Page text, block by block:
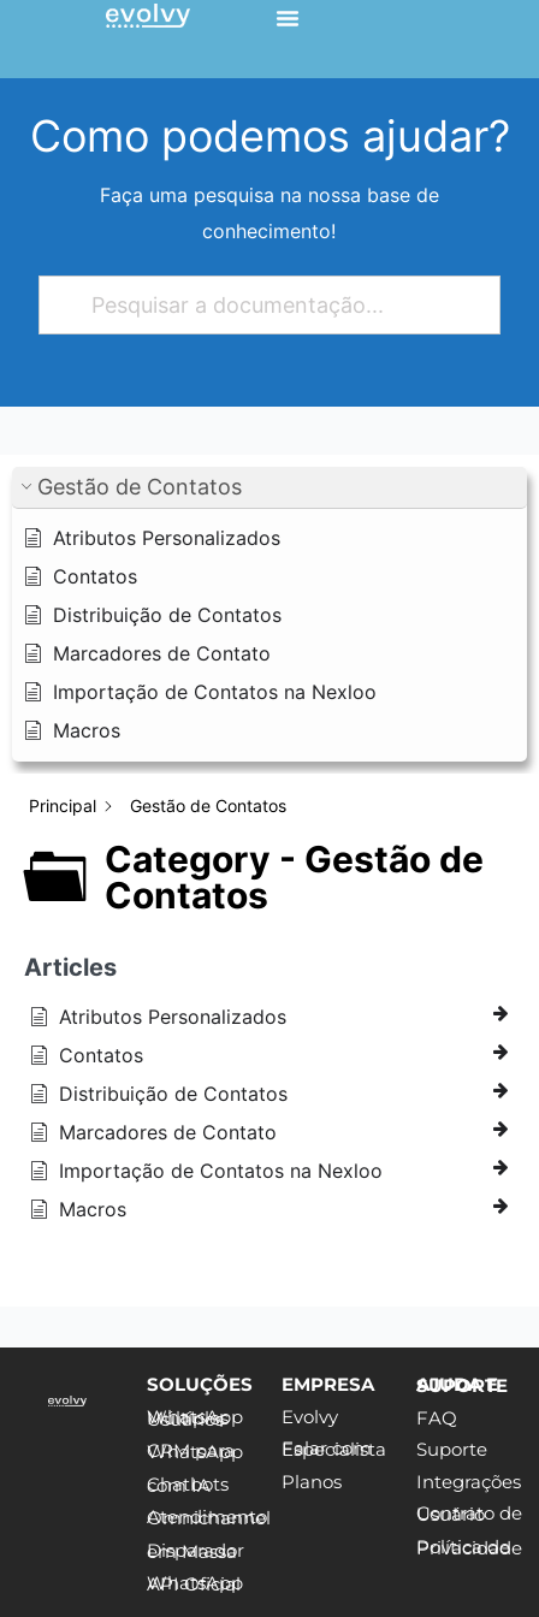
Como podemos ajudar?
Faça uma pesquisa na nossa base de
conhecimento!
Gestão de Contatos
Atributos Personalizados
Contatos
Distribuição de Contatos
Marcadores de Contato
Importação de Contatos na Nexloo
Macros
Principal Gestão de Contatos
Category - Gestão de
Contatos
Articles
Atributos Personalizados
Contatos
Distribuição de Contatos
Marcadores de Contato
Importação de Contatos na Nexloo
Macros
SOLUÇÕES
WhatsApp Múltiplos Usuários
CRM para WhatsApp
Chatbots com IA
Atendimento Omnichannel
Disparador em Massa
WhatsApp API Oficial
EMPRESA
Evolvy
Falar com Especialista
Planos
AJUDA E SUPORTE
FAQ
Suporte
Integrações
Contrato de Usuário
Política de Privacidade